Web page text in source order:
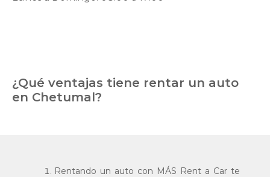
¿Qué ventajas tiene rentar un auto
en Chetumal?
Rentando un auto con MÁS Rent a Car te